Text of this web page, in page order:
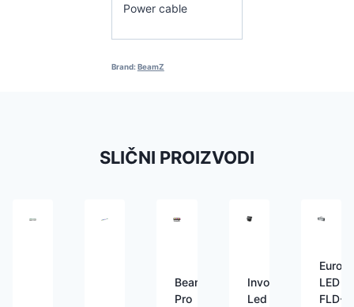
Power cable
Brand:BeamZ
SLIČNI PROIZVODI
BeamZ
Pro
Involight
Led
LED
FLD-